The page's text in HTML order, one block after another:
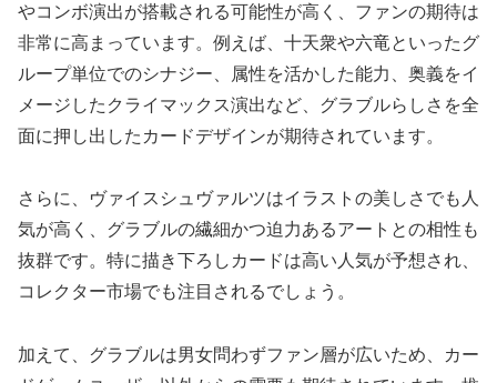
やコンボ演出が搭載される可能性が高く、ファンの期待は
非常に高まっています。例えば、十天衆や六竜といったグ
ループ単位でのシナジー、属性を活かした能力、奥義をイ
メージしたクライマックス演出など、グラブルらしさを全
面に押し出したカードデザインが期待されています。
さらに、ヴァイスシュヴァルツはイラストの美しさでも人
気が高く、グラブルの繊細かつ迫力あるアートとの相性も
抜群です。特に描き下ろしカードは高い人気が予想され、
コレクター市場でも注目されるでしょう。
加えて、グラブルは男女問わずファン層が広いため、カー